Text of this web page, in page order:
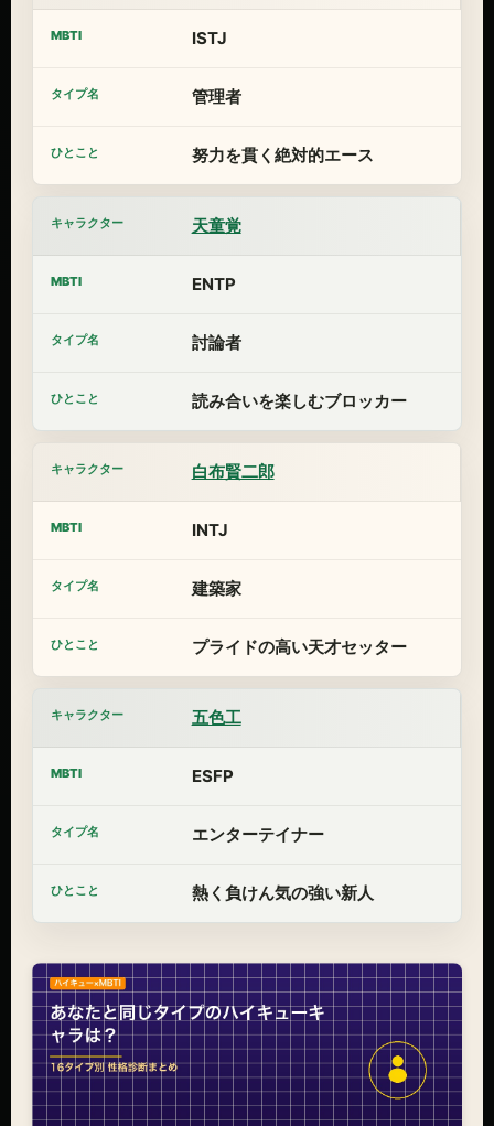
ISTJ
管理者
努力を貫く絶対的エース
天童覚
ENTP
討論者
読み合いを楽しむブロッカー
白布賢二郎
INTJ
建築家
プライドの高い天才セッター
五色工
ESFP
エンターテイナー
熱く負けん気の強い新人